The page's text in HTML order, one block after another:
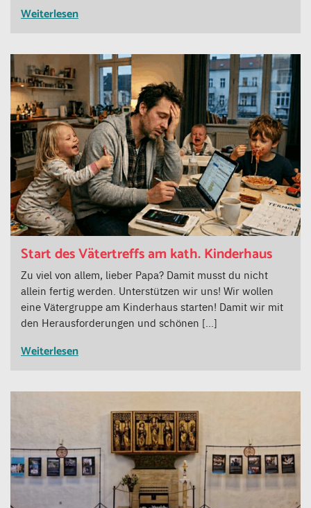
Weiterlesen
Start des Vätertreffs am kath. Kinderhaus
Zu viel von allem, lieber Papa? Damit musst du nicht
allein fertig werden. Unterstützen wir uns! Wir wollen
eine Vätergruppe am Kinderhaus starten! Damit wir mit
den Herausforderungen und schönen […]
Weiterlesen